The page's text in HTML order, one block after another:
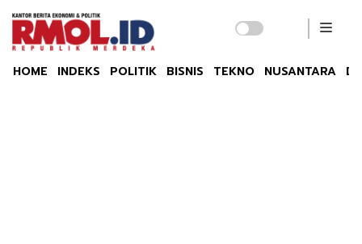
HOME INDEKS POLITIK BISNIS TEKNO NUSANTARA